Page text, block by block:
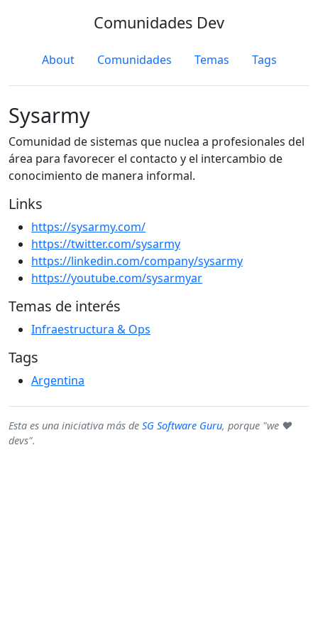
Comunidades Dev
About Comunidades Temas Tags
Sysarmy
Comunidad de sistemas que nuclea a profesionales del
área para favorecer el contacto y el intercambio de
conocimiento de manera informal.
Links
https://sysarmy.com/
https://twitter.com/sysarmy
https://linkedin.com/company/sysarmy
https://youtube.com/sysarmyar
Temas de interés
Infraestructura & Ops
Tags
Argentina
Esta es una iniciativa más de SG Software Guru, porque "we ♥
devs".